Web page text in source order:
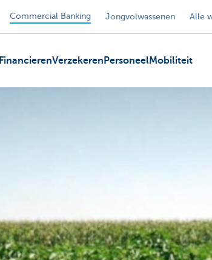
Commercial Banking Jongvolwassenen Alle
FinancierenVerzekeren PersoneelMobiliteit